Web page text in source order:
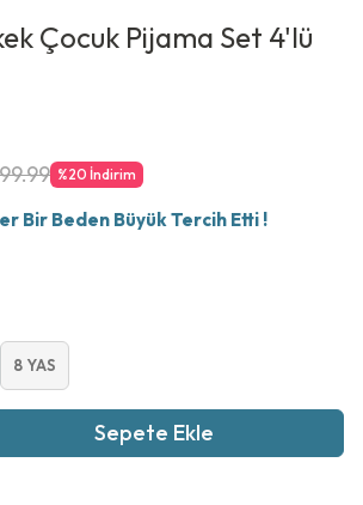
Çocuk Pijama Set 4'lü
%20 İndirim
Bir Beden Büyük Tercih Etti !
8 YAS
Sepete Ekle